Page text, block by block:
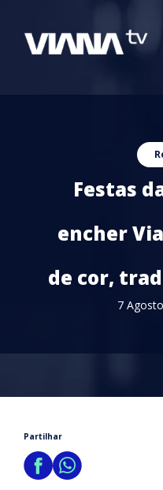
Festas
encher
de cor,
7
Partilhar